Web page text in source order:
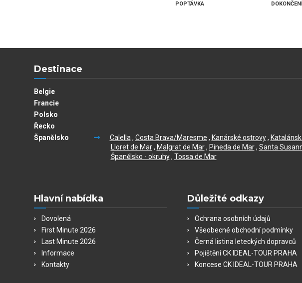
POPTÁVKA DOKONČENÍ
Destinace
Belgie
Francie
Polsko
Řecko
Španělsko
Calella , Costa Brava/Maresme , Kanárské ostrovy,
Lloret de Mar, Malgrat de Mar, Pineda de Mar, Santa
Španělsko - okruhy, Tossa de Mar
Hlavní nabídka
Dovolená
First Minute 2026
Last Minute 2026
Informace
Kontakty
Důležité odkazy
Ochrana osobních údajů
Všeobecné obchodní podmínky
Černá listina leteckých dopravců
Pojištění CK IDEAL-TOUR PRAHA
Koncese CK IDEAL-TOUR PRAHA